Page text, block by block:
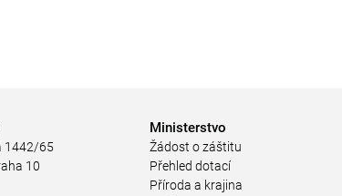
1442/65
10
Ministerstvo
Žádost o záštitu
Přehled dotací
Příroda a krajina